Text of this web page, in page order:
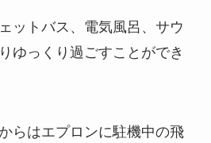
ットバス、電気風呂、サウ
ゆっくり過ごすことができ
らはエプロンに駐機中の飛